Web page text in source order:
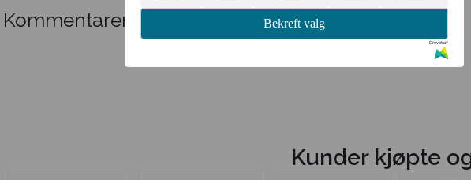
Kommentarer
Kunder kjøpte
Bekreft valg
Drevet av